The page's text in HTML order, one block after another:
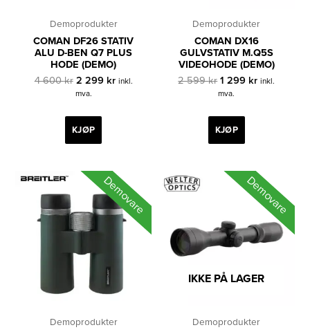
Demoprodukter
COMAN DF26 STATIV
ALU D-BEN Q7 PLUS
HODE (DEMO)
4 600kr Opprinnelig
pris
4
600 kr.
2 299 krNåværende
inkl.
mva.
KJØP
Demoprodukter
COMAN DX16
GULVSTATIV M.Q5S
VIDEOHODE (DEMO)
2 599kr Opprinnelig
pris
2
599 kr.
1 299 krNåværende
inkl.
mva.
KJØP
Demovare
Demoprodukter
Demovare
IKKE PÅ LAGER
Demoprodukter